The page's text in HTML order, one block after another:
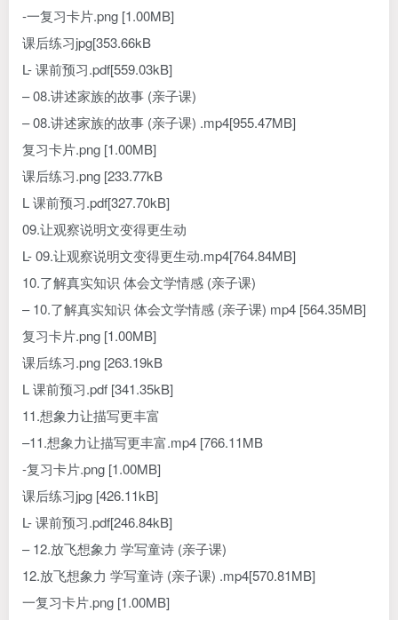
-一复习卡片.png [1.00MB]
课后练习jpg[353.66kB
L- 课前预习.pdf[559.03kB]
– 08.讲述家族的故事 (亲子课)
– 08.讲述家族的故事 (亲子课) .mp4[955.47MB]
复习卡片.png [1.00MB]
课后练习.png [233.77kB
L 课前预习.pdf[327.70kB]
09.让观察说明文变得更生动
L- 09.让观察说明文变得更生动.mp4[764.84MB]
10.了解真实知识 体会文学情感 (亲子课)
– 10.了解真实知识 体会文学情感 (亲子课) mp4 [564.35MB]
复习卡片.png [1.00MB]
课后练习.png [263.19kB
L 课前预习.pdf [341.35kB]
11.想象力让描写更丰富
–11.想象力让描写更丰富.mp4 [766.11MB
-复习卡片.png [1.00MB]
课后练习jpg [426.11kB]
L- 课前预习.pdf[246.84kB]
– 12.放飞想象力 学写童诗 (亲子课)
12.放飞想象力 学写童诗 (亲子课) .mp4[570.81MB]
一复习卡片.png [1.00MB]